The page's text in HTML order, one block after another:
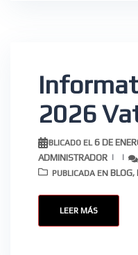
2026
PUBLICADO EL6 DE
ADMINISTRADOR
PUBLICADA EN BLOG,
LEER MÁS